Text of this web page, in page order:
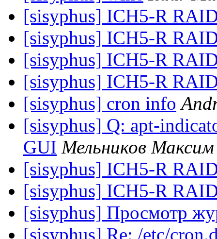
[sisyphus] ICH5-R
[sisyphus] ICH5-R
[sisyphus] ICH5-R
[sisyphus] ICH5-R
[sisyphus] cron info
[sisyphus] Q: apt-
GUI Мельников Максим
[sisyphus] ICH5-R
[sisyphus] ICH5-R
[sisyphus] Просмотр
[sisyphus] Re: /etc/